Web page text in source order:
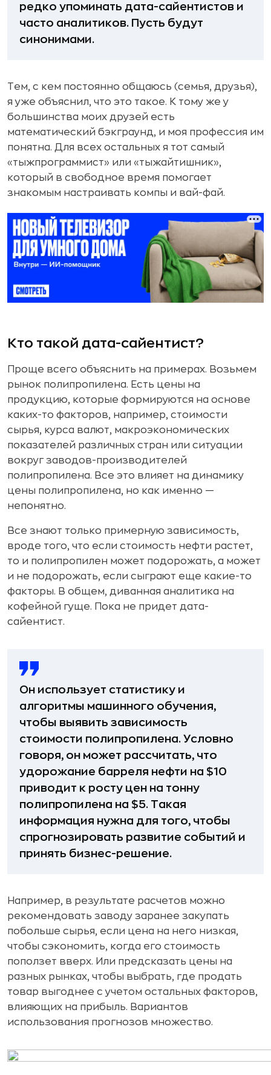
редко упоминать дата-сайентистов и
часто аналитиков. Пусть будут
синонимами.
Тем, с кем постоянно общаюсь (семья, друзья),
я уже объяснил, что это такое. К тому же у
большинства моих друзей есть
математический бэкграунд, и моя профессия им
понятна. Для всех остальных я тот самый
«тыжпрограммист» или «тыжайтишник»,
который в свободное время помогает
знакомым настраивать компы и вай-фай.
Кто такой дата-сайентист?
Проще всего объяснить на примерах. Возьмем
рынок полипропилена. Есть цены на
продукцию, которые формируются на основе
каких-то факторов, например, стоимости
сырья, курса валют, макроэкономических
показателей различных стран или ситуации
вокруг заводов-производителей
полипропилена. Все это влияет на динамику
цены полипропилена, но как именно —
непонятно.
Все знают только примерную зависимость,
вроде того, что если стоимость нефти растет,
то и полипропилен может подорожать, а может
и не подорожать, если сыграют еще какие-то
факторы. В общем, диванная аналитика на
кофейной гуще. Пока не придет дата-
сайентист.
Он использует статистику и
алгоритмы машинного обучения,
чтобы выявить зависимость
стоимости полипропилена. Условно
говоря, он может рассчитать, что
удорожание барреля нефти на $10
приводит к росту цен на тонну
полипропилена на $5. Такая
информация нужна для того, чтобы
спрогнозировать развитие событий и
принять бизнес-решение.
Например, в результате расчетов можно
рекомендовать заводу заранее закупать
побольше сырья, если цена на него низкая,
чтобы сэкономить, когда его стоимость
поползет вверх. Или предсказать цены на
разных рынках, чтобы выбрать, где продать
товар выгоднее с учетом остальных факторов,
влияющих на прибыль. Вариантов
использования прогнозов множество.